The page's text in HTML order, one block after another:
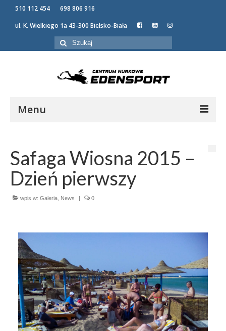
510 112 454
698 806 916
ul. K. Wielkiego 1a 43-300 Bielsko-Biała
Szuklaj
w:
Menu
OFERTA
NEWSY
GALERIA
O NAS
Safaga Wiosna 2015 –
Dzień pierwszy
wpis w: Galeria News | 0